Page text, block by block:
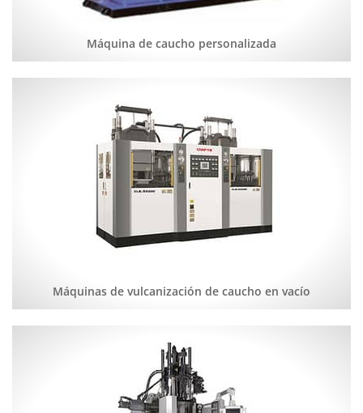
Máquina de caucho personalizada
Máquinas de vulcanización de caucho en vacío